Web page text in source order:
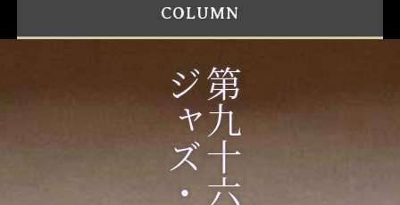
COLUMN
第九十六回